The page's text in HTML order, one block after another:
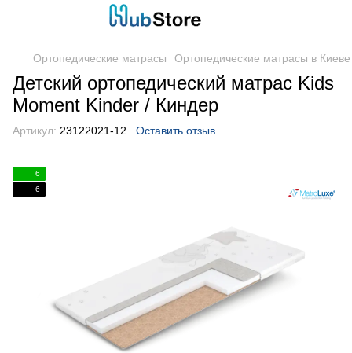
Ортопедические матрасы Ортопедические матрасы в Киеве
Детский ортопедический матрас Kids
Moment Kinder / Киндер
Артикул: 23122021-12 Оставить отзыв
6
6